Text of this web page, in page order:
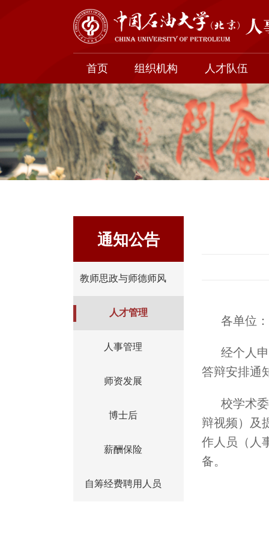
首页 组织机构 人才队伍
通知公告
教师思政与师德师风
人才管理
人事管理
师资发展
博士后
薪酬保险
自筹经费聘用人员
各单位：
经个人
答辩安排通
校学术
辩视频）及
作人员（人
备。